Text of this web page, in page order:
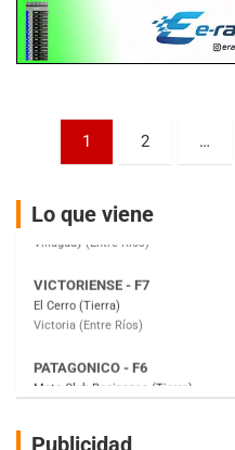
Paginación
entradas
1 2 …
Lo que viene
KDO - F6
Ciudad de Trenque Lauquen (Asfalto)
Trenque Lauquen (Buenos Aires)
Parque de la Velocidad (Asfalto)
Villaguay (Entre Ríos)
El Cerro (Tierra)
Victoria (Entre Ríos)
Moto Club Reginense (Tierra)
Gral. E. Godoy (Río Negro)
Juventud Unida (Tierra)
Humboldt (Santa Fe)